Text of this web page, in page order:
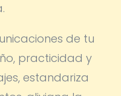
de tu
practicidad y
estandariza